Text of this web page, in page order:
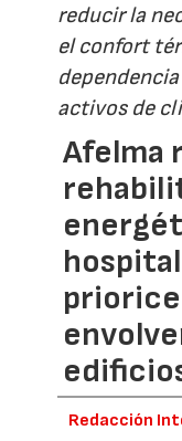
reducir la
el confort
activos de
Afelma
priorice
Redacción